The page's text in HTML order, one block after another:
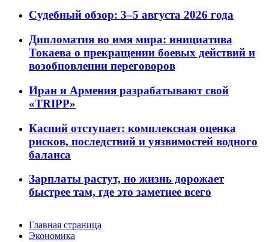
Судебный обзор: 3–5 августа 2026 года
Дипломатия во имя мира: инициатива
Токаева о прекращении боевых действий и
возобновлении переговоров
Иран и Армения разрабатывают свой
«TRIPP»
Каспий отступает: комплексная оценка
рисков, последствий и уязвимостей водного
баланса
Зарплаты растут, но жизнь дорожает
быстрее там, где это заметнее всего
Главная страница
Экономика